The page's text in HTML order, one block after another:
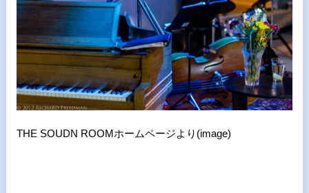
THE SOUDN ROOMホームページより(image)